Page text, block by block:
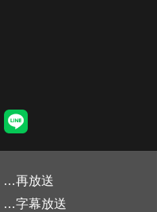
…再放送
…字幕放送